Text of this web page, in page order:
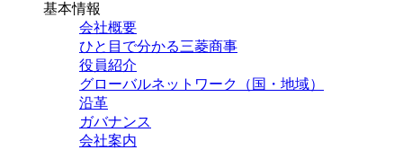
基本情報
会社概要
ひと目で分かる三菱商事
役員紹介
グローバルネットワーク（国・地域）
沿革
ガバナンス
会社案内